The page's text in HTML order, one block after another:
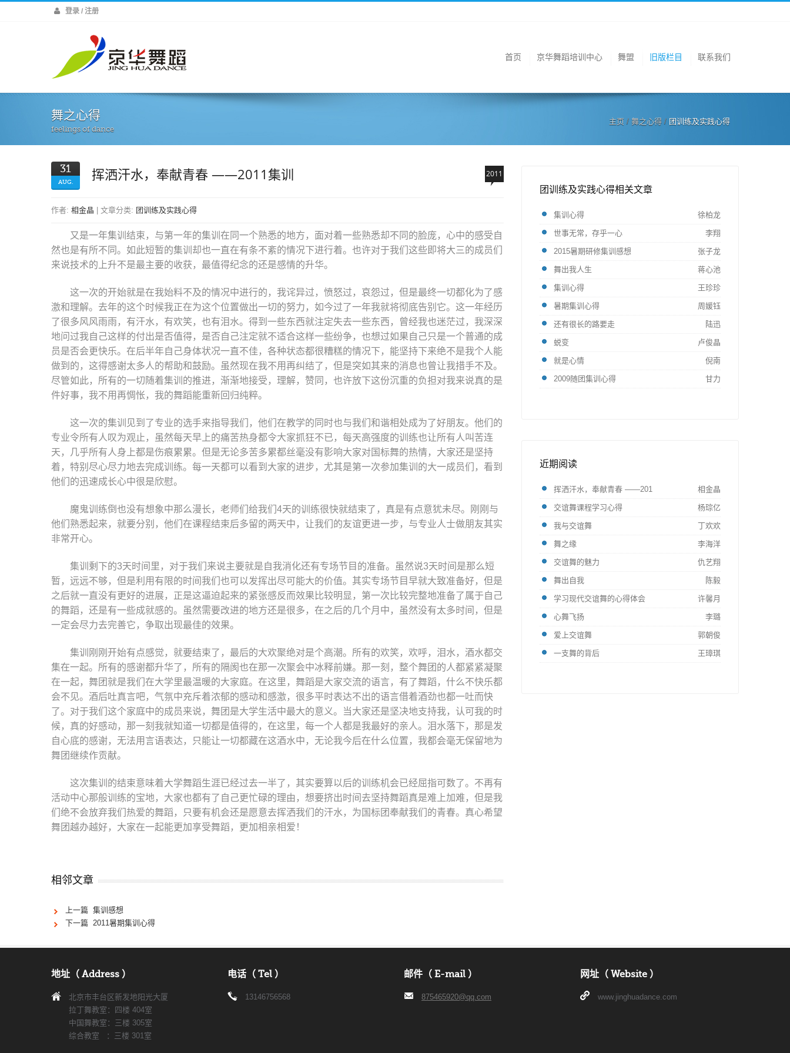
登录 / 注册
首页 京华舞蹈培训中心 舞盟 旧版栏目 联系我们
舞之心得
feelings of dance
主页 / 舞之心得 / 团训练及实践心得
31
AUG. 挥洒汗水，奉献青春 ——2011集训 2011
作者: 相金晶 | 文章分类: 团训练及实践心得
又是一年集训结束，与第一年的集训在同一个熟悉的地方，面对着一些熟悉却不同的脸庞，心中的感受自
然也是有所不同。如此短暂的集训却也一直在有条不紊的情况下进行着。也许对于我们这些即将大三的成员们
来说技术的上升不是最主要的收获，最值得纪念的还是感情的升华。
这一次的开始就是在我始料不及的情况中进行的，我诧异过，愤怒过，哀怨过，但是最终一切都化为了感
激和理解。去年的这个时候我正在为这个位置做出一切的努力，如今过了一年我就将彻底告别它。这一年经历
了很多风风雨雨，有汗水，有欢笑，也有泪水。得到一些东西就注定失去一些东西，曾经我也迷茫过，我深深
地问过我自己这样的付出是否值得，是否自己注定就不适合这样一些纷争，也想过如果自己只是一个普通的成
员是否会更快乐。在后半年自己身体状况一直不佳，各种状态都很糟糕的情况下，能坚持下来绝不是我个人能
做到的，这得感谢太多人的帮助和鼓励。虽然现在我不用再纠结了，但是突如其来的消息也曾让我措手不及。
尽管如此，所有的一切随着集训的推进，渐渐地接受，理解，赞同，也许放下这份沉重的负担对我来说真的是
件好事，我不用再惆怅，我的舞蹈能重新回归纯粹。
这一次的集训见到了专业的选手来指导我们，他们在教学的同时也与我们和谐相处成为了好朋友。他们的
专业令所有人叹为观止，虽然每天早上的痛苦热身都令大家抓狂不已，每天高强度的训练也让所有人叫苦连
天，几乎所有人身上都是伤痕累累。但是无论多苦多累都丝毫没有影响大家对国标舞的热情，大家还是坚持
着，特别尽心尽力地去完成训练。每一天都可以看到大家的进步，尤其是第一次参加集训的大一成员们，看到
他们的迅速成长心中很是欣慰。
魔鬼训练倒也没有想象中那么漫长，老师们给我们4天的训练很快就结束了，真是有点意犹未尽。刚刚与
他们熟悉起来，就要分别，他们在课程结束后多留的两天中，让我们的友谊更进一步，与专业人士做朋友其实
非常开心。
集训剩下的3天时间里，对于我们来说主要就是自我消化还有专场节目的准备。虽然说3天时间是那么短
暂，远远不够，但是利用有限的时间我们也可以发挥出尽可能大的价值。其实专场节目早就大致准备好，但是
之后就一直没有更好的进展，正是这逼迫起来的紧张感反而效果比较明显，第一次比较完整地准备了属于自己
的舞蹈，还是有一些成就感的。虽然需要改进的地方还是很多，在之后的几个月中，虽然没有太多时间，但是
一定会尽力去完善它，争取出现最佳的效果。
集训刚刚开始有点感觉，就要结束了，最后的大欢聚绝对是个高潮。所有的欢笑，欢呼，泪水，酒水都交
集在一起。所有的感谢都升华了，所有的隔阂也在那一次聚会中冰释前嫌。那一刻，整个舞团的人都紧紧凝聚
在一起，舞团就是我们在大学里最温暖的大家庭。在这里，舞蹈是大家交流的语言，有了舞蹈，什么不快乐都
会不见。酒后吐真言吧，气氛中充斥着浓郁的感动和感激，很多平时表达不出的语言借着酒劲也都一吐而快
了。对于我们这个家庭中的成员来说，舞团是大学生活中最大的意义。当大家还是坚决地支持我，认可我的时
候，真的好感动，那一刻我就知道一切都是值得的，在这里，每一个人都是我最好的亲人。泪水落下，那是发
自心底的感谢，无法用言语表达，只能让一切都藏在这酒水中，无论我今后在什么位置，我都会毫无保留地为
舞团继续作贡献。
这次集训的结束意味着大学舞蹈生涯已经过去一半了，其实要算以后的训练机会已经屈指可数了。不再有
活动中心那般训练的宝地，大家也都有了自己更忙碌的理由，想要挤出时间去坚持舞蹈真是难上加难，但是我
们绝不会放弃我们热爱的舞蹈，只要有机会还是愿意去挥洒我们的汗水，为国标团奉献我们的青春。真心希望
舞团越办越好，大家在一起能更加享受舞蹈，更加相亲相爱！
相邻文章
上一篇 集训感想
下一篇 2011暑期集训心得
团训练及实践心得相关文章
集训心得 徐柏龙
世事无常，存乎一心 李翔
2015暑期研修集训感想 张子龙
舞出我人生 蒋心池
集训心得 王珍珍
暑期集训心得 周媛钰
还有很长的路要走 陆迅
蜕变 卢俊晶
就是心情 倪南
2009随团集训心得 甘力
近期阅读
挥洒汗水，奉献青春 ——201 相金晶
交谊舞课程学习心得 杨琮亿
我与交谊舞 丁欢欢
舞之缘 李海洋
交谊舞的魅力 仇艺翔
舞出自我 陈毅
学习现代交谊舞的心得体会 许馨月
心舞飞扬 李璐
爱上交谊舞 郭朝俊
一支舞的背后 王璋琪
地址（ Address ）
北京市丰台区新发地阳光大厦
拉丁舞教室：四楼 404室
中国舞教室：三楼 305室
综合教室 ：三楼 301室
电话（ Tel ）
13146756568
邮件（ E-mail ）
875465920@qq.com
网址（ Website ）
www.jinghuadance.com